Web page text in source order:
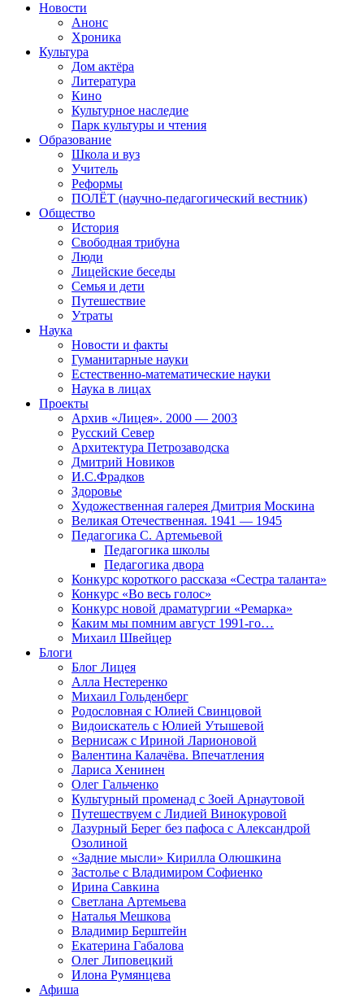
Новости
Анонс
Хроника
Культура
Дом актёра
Литература
Кино
Культурное наследие
Парк культуры и чтения
Образование
Школа и вуз
Учитель
Реформы
ПОЛЁТ (научно-педагогический вестник)
Общество
История
Свободная трибуна
Люди
Лицейские беседы
Семья и дети
Путешествие
Утраты
Наука
Новости и факты
Гуманитарные науки
Естественно-математические науки
Наука в лицах
Проекты
Архив «Лицея». 2000 — 2003
Русский Север
Архитектура Петрозаводска
Дмитрий Новиков
И.С.Фрадков
Здоровье
Художественная галерея Дмитрия Москина
Великая Отечественная. 1941 — 1945
Педагогика С. Артемьевой
Педагогика школы
Педагогика двора
Конкурс короткого рассказа «Сестра таланта»
Конкурс «Во весь голос»
Конкурс новой драматургии «Ремарка»
Каким мы помним август 1991-го…
Михаил Швейцер
Блоги
Блог Лицея
Алла Нестеренко
Михаил Гольденберг
Родословная с Юлией Свинцовой
Видоискатель с Юлией Утышевой
Вернисаж с Ириной Ларионовой
Валентина Калачёва. Впечатления
Лариса Хенинен
Олег Гальченко
Культурный променад с Зоей Арнаутовой
Путешествуем с Лидией Винокуровой
Лазурный Берег без пафоса с Александрой
Озолиной
«Задние мысли» Кирилла Олюшкина
Застолье с Владимиром Софиенко
Ирина Савкина
Светлана Артемьева
Наталья Мешкова
Владимир Берштейн
Екатерина Габалова
Олег Липовецкий
Илона Румянцева
Афиша